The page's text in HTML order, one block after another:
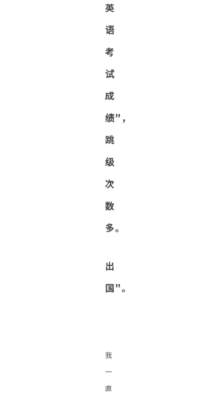
英
语
考
试
成
绩"，
跳
级
次
数
多。
出
国"。
我
一
直